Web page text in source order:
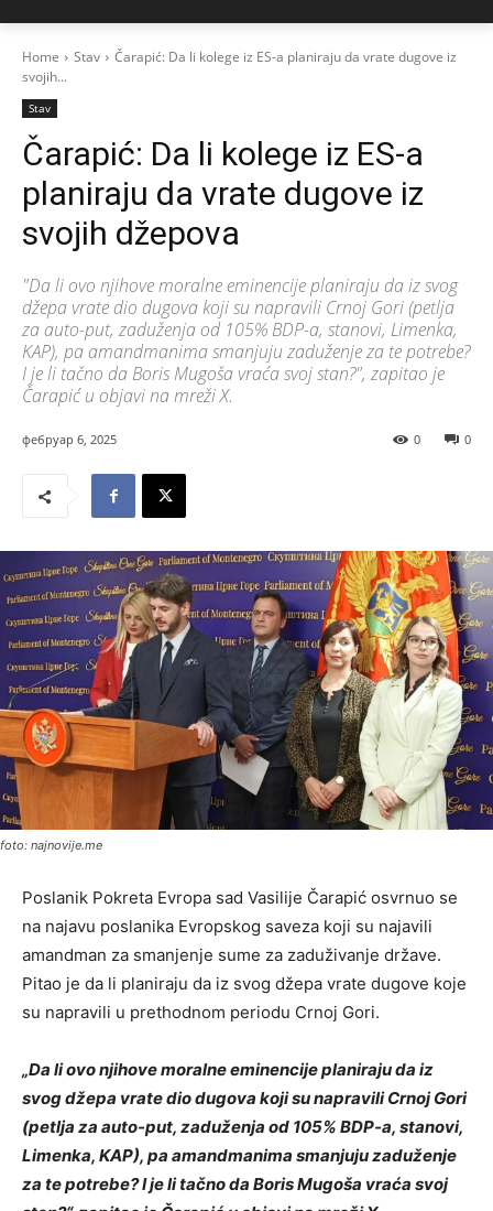
Home Stav
Čarapić: Da li kolege iz ES-a planiraju da vrate dugove iz
svojih...
Stav
Čarapić: Da li kolege iz ES-a
planiraju da vrate dugove iz
svojih džepova
"Da li ovo njihove moralne eminencije planiraju da iz svog
džepa vrate dio dugova koji su napravili Crnoj Gori (petlja
za auto-put, zaduženja od 105% BDP-a, stanovi, Limenka,
KAP), pa amandmanima smanjuju zaduženje za te potrebe?
I je li tačno da Boris Mugoša vraća svoj stan?", zapitao je
Čarapić u objavi na mreži X.
фебруар 6, 2025 0
0
foto: najnovije.me
Poslanik Pokreta Evropa sad Vasilije Čarapić osvrnuo se
na najavu poslanika Evropskog saveza koji su najavili
amandman za smanjenje sume za zaduživanje države.
Pitao je da li planiraju da iz svog džepa vrate dugove koje
su napravili u prethodnom periodu Crnoj Gori.
„Da li ovo njihove moralne eminencije planiraju da iz
svog džepa vrate dio dugova koji su napravili Crnoj Gori
(petlja za auto-put, zaduženja od 105% BDP-a, stanovi,
Limenka, KAP), pa amandmanima smanjuju zaduženje
za te potrebe? I je li tačno da Boris Mugoša vraća svoj